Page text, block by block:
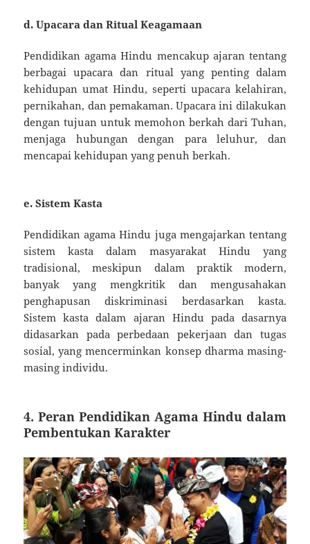
d.Upacara dan Ritual Keagamaan
Pendidikan agama Hindu mencakup ajaran tentang
berbagai upacara dan ritual yang penting dalam
kehidupan umat Hindu, seperti upacara kelahiran,
pernikahan, dan pemakaman. Upacara ini dilakukan
dengan tujuan untuk memohon berkah dari Tuhan,
menjaga hubungan dengan para leluhur, dan
mencapai kehidupan yang penuh berkah.
e.Sistem Kasta
Pendidikan agama Hindu juga mengajarkan tentang
sistem kasta dalam masyarakat Hindu yang
tradisional, meskipun dalam praktik modern,
banyak yang mengkritik dan mengusahakan
penghapusan diskriminasi berdasarkan kasta.
Sistem kasta dalam ajaran Hindu pada dasarnya
didasarkan pada perbedaan pekerjaan dan tugas
sosial, yang mencerminkan konsep dharma masing-
masing individu.
4.Peran Pendidikan Agama Hindu dalam
Pembentukan Karakter